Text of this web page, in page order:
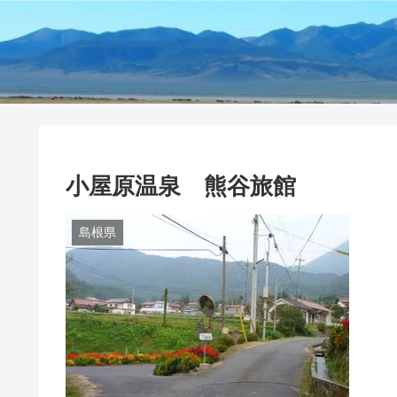
小屋原温泉 熊谷旅館
島根県